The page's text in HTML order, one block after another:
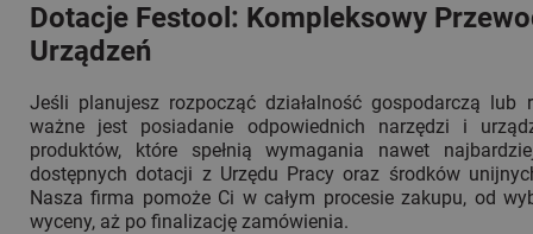
Dotacje Festool: Kompleksowy
Urządzeń
Jeśli planujesz rozpocząć działalność gospodarczą
ważne jest posiadanie odpowiednich narzędzi i
produktów, które spełnią wymagania nawet
dostępnych dotacji z Urzędu Pracy oraz środków
Nasza firma pomoże Ci w całym procesie zakupu, od
wyceny, aż po finalizację zamówienia.